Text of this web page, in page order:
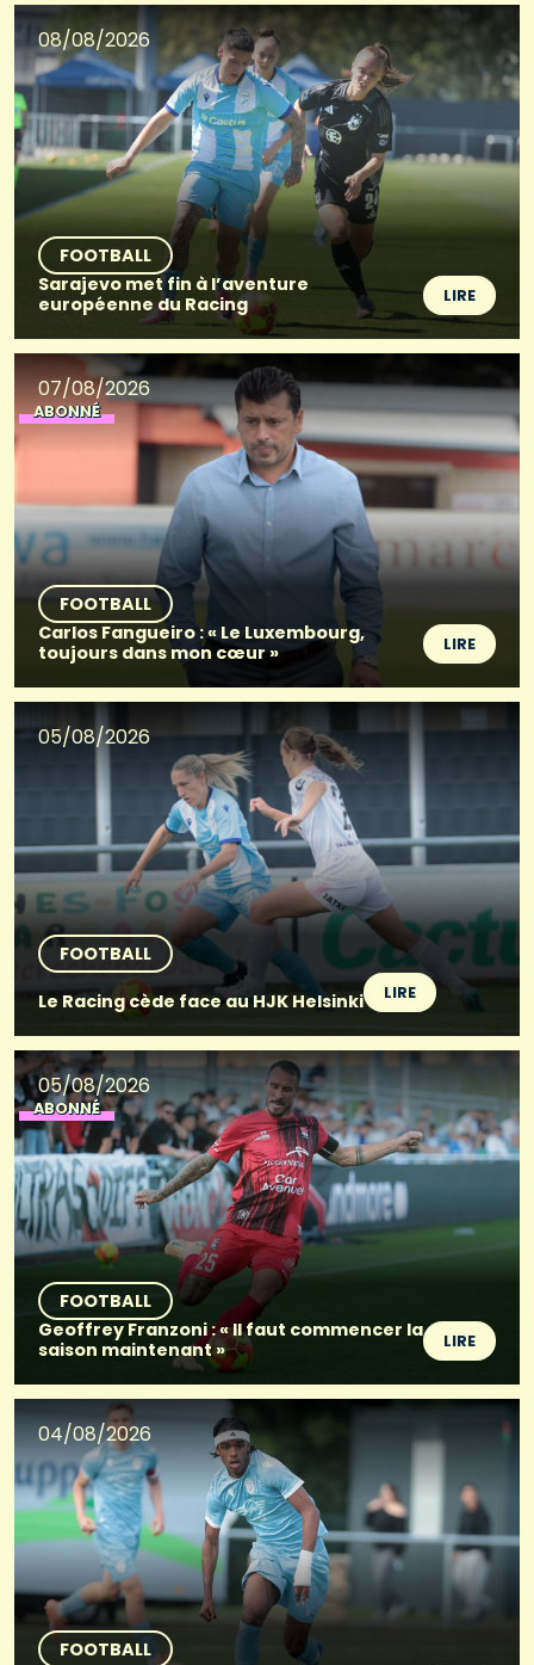
08/08/2026
FOOTBALL
Sarajevo met fin à l’aventure
européenne du Racing
LIRE
07/08/2026
ABONNÉ
FOOTBALL
Carlos Fangueiro : « Le Luxembourg,
toujours dans mon cœur »
LIRE
05/08/2026
FOOTBALL
Le Racing cède face au HJK Helsinki
LIRE
05/08/2026
ABONNÉ
FOOTBALL
Geoffrey Franzoni : « Il faut commencer la
saison maintenant »
LIRE
04/08/2026
FOOTBALL